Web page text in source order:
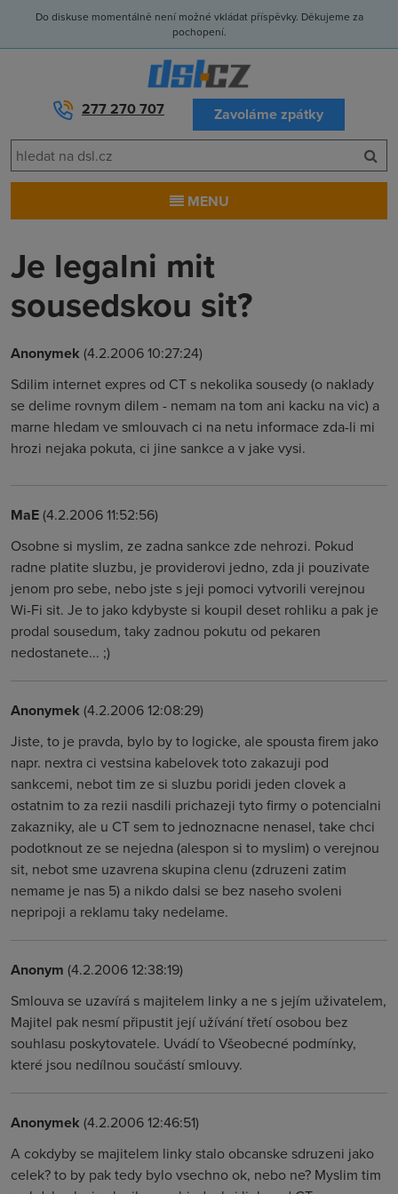
Do diskuse momentálně není možné vkládat příspěvky. Děkujeme za
pochopení.
277 270 707 Zavoláme zpátky
MENU
Je legalni mit
sousedskou sit?
Anonymek (4.2.2006 10:27:24)
Sdilim internet expres od CT s nekolika sousedy (o naklady
se delime rovnym dilem - nemam na tom ani kacku na vic) a
marne hledam ve smlouvach ci na netu informace zda-li mi
hrozi nejaka pokuta, ci jine sankce a v jake vysi.
MaE(4.2.2006 11:52:56)
Osobne si myslim, ze zadna sankce zde nehrozi. Pokud
radne platite sluzbu, je providerovi jedno, zda ji pouzivate
jenom pro sebe, nebo jste s jeji pomoci vytvorili verejnou
Wi-Fi sit. Je to jako kdybyste si koupil deset rohliku a pak je
prodal sousedum, taky zadnou pokutu od pekaren
nedostanete... ;)
Anonymek (4.2.2006 12:08:29)
Jiste, to je pravda, bylo by to logicke, ale spousta firem jako
napr. nextra ci vestsina kabelovek toto zakazuji pod
sankcemi, nebot tim ze si sluzbu poridi jeden clovek a
ostatnim to za rezii nasdili prichazeji tyto firmy o potencialni
zakazniky, ale u CT sem to jednoznacne nenasel, take chci
podotknout ze se nejedna (alespon si to myslim) o verejnou
sit, nebot sme uzavrena skupina clenu (zdruzeni zatim
nemame je nas 5) a nikdo dalsi se bez naseho svoleni
nepripoji a reklamu taky nedelame.
Anonym (4.2.2006 12:38:19)
Smlouva se uzavírá s majitelem linky a ne s jejím uživatelem,
Majitel pak nesmí připustit její užívání třetí osobou bez
souhlasu poskytovatele. Uvádí to Všeobecné podmínky,
které jsou nedílnou součástí smlouvy.
Anonymek (4.2.2006 12:46:51)
A cokdyby se majitelem linky stalo obcanske sdruzeni jako
celek? to by pak tedy bylo vsechno ok, nebo ne? Myslim tim